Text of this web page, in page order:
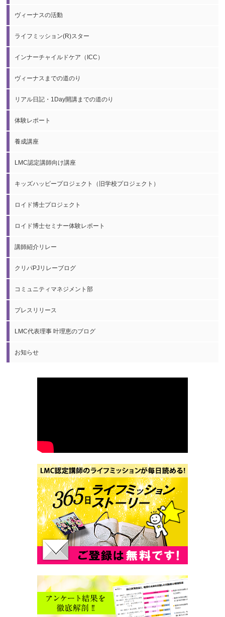
ヴィーナスの活動
ライフミッション(R)スター
インナーチャイルドケア（ICC）
ヴィーナスまでの道のり
リアル日記・1Day開講までの道のり
体験レポート
養成講座
LMC認定講師向け講座
キッズハッピープロジェクト（旧学校プロジェクト）
ロイド博士プロジェクト
ロイド博士セミナー体験レポート
講師紹介リレー
クリパPJリレーブログ
コミュニティマネジメント部
プレスリリース
LMC代表理事 叶理恵のブログ
お知らせ